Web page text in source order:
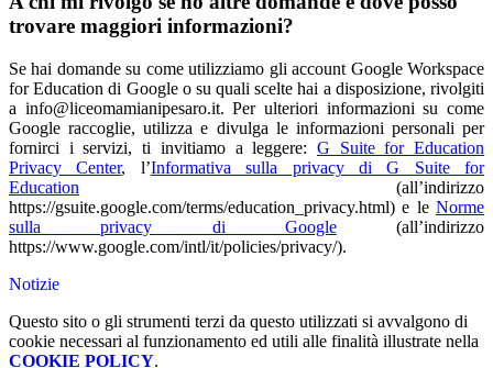
trovare maggiori informazioni?
Se hai domande su come utilizziamo gli account Google Workspace
for Education di Google o su quali scelte hai a disposizione, rivolgiti
a info@liceomamianipesaro.it. Per ulteriori informazioni su come
Google raccoglie, utilizza e divulga le informazioni personali per
fornirci i servizi, ti invitiamo a leggere: G Suite for Education
Privacy Center, l’Informativa sulla privacy di G Suite for
Education
(all’indirizzo
https://gsuite.google.com/terms/education_privacy.html) e le Norme
sulla privacy di Google
(all’indirizzo
https://www.google.com/intl/it/policies/privacy/).
Notizie
Questo sito o gli strumenti terzi da questo utilizzati si avvalgono di
cookie necessari al funzionamento ed utili alle finalità illustrate nella
COOKIE POLICY.